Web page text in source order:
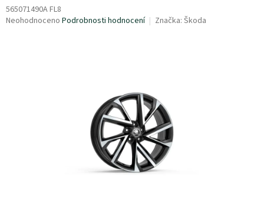
565071490A FL8
Průměrné
Neohodnoceno Podrobnosti hodnocení Značka: Škoda